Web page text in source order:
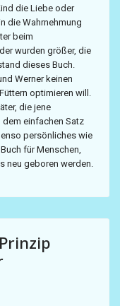
die Liebe oder
die Wahrnehmung
beim
wurden größer, die
dieses Buch.
Werner keinen
optimieren will.
die jene
einfachen Satz
persönliches wie
für Menschen,
neu geboren werden.